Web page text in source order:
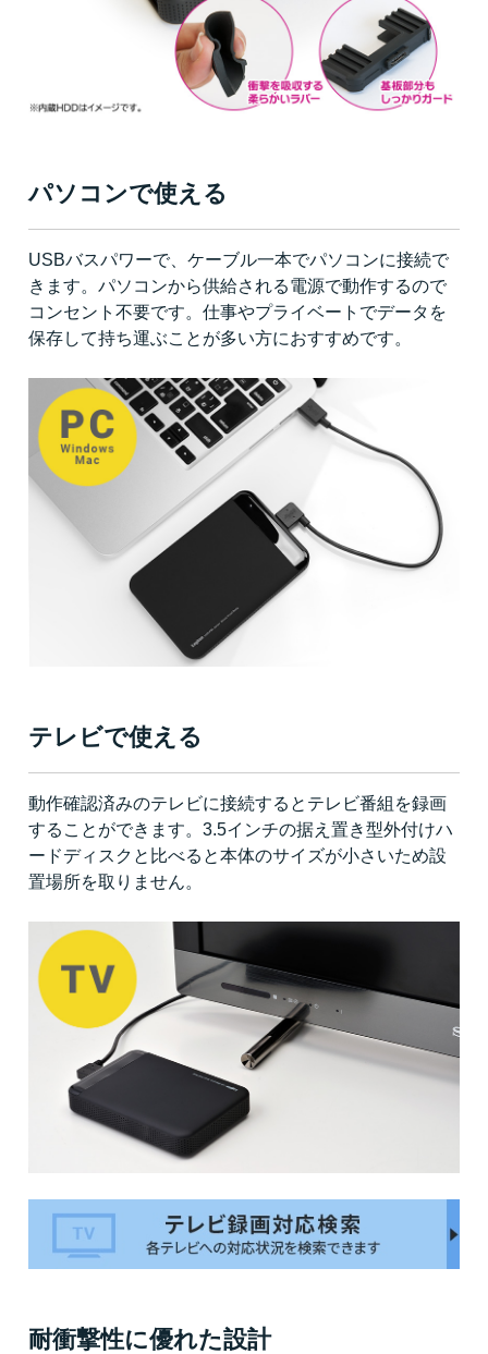
パソコンで使える
USBバスパワーで、ケーブル一本でパソコンに接続で
きます。パソコンから供給される電源で動作するので
コンセント不要です。仕事やプライベートでデータを
保存して持ち運ぶことが多い方におすすめです。
テレビで使える
動作確認済みのテレビに接続するとテレビ番組を録画
することができます。3.5インチの据え置き型外付けハ
ードディスクと比べると本体のサイズが小さいため設
置場所を取りません。
耐衝撃性に優れた設計